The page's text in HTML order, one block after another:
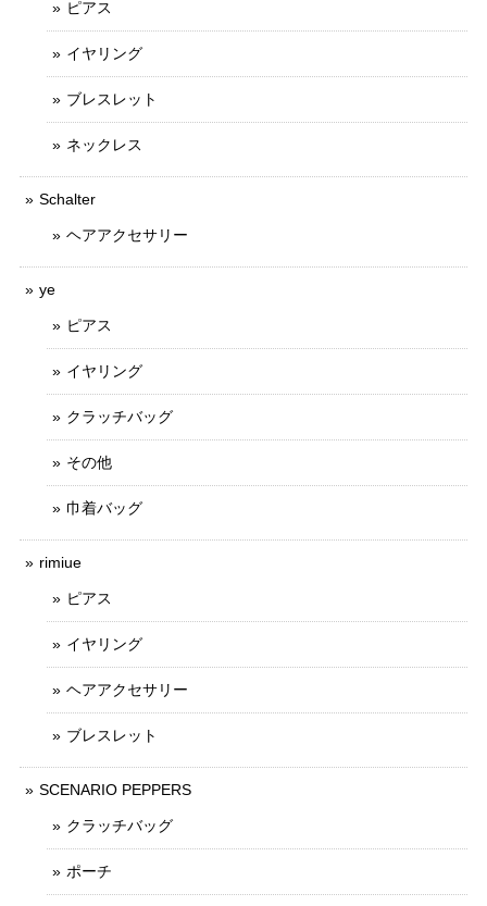
ピアス
イヤリング
ブレスレット
ネックレス
Schalter
ヘアアクセサリー
ye
ピアス
イヤリング
クラッチバッグ
その他
巾着バッグ
rimiue
ピアス
イヤリング
ヘアアクセサリー
ブレスレット
SCENARIO PEPPERS
クラッチバッグ
ポーチ